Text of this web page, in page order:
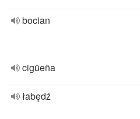
bocian
cigüeña
łabędź